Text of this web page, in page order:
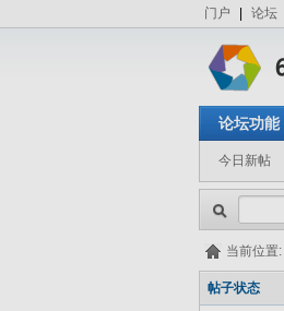
门户 论坛
论坛功能
今日新帖
当前位置:
帖子状态